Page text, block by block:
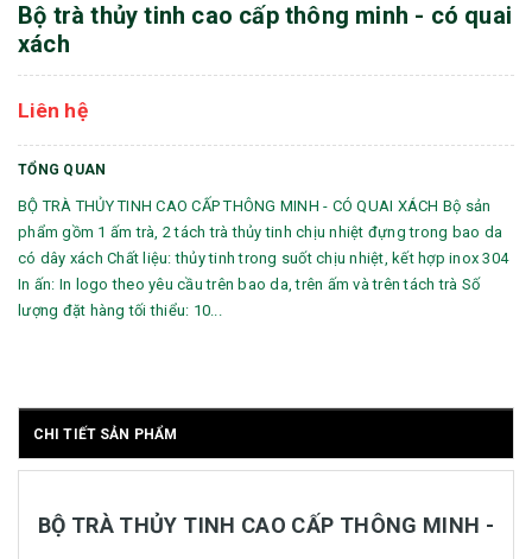
Bộ trà thủy tinh cao cấp thông minh - có quai
xách
Liên hệ
TỔNG QUAN
BỘ TRÀ THỦY TINH CAO CẤP THÔNG MINH - CÓ QUAI XÁCH Bộ sản
phẩm gồm 1 ấm trà, 2 tách trà thủy tinh chịu nhiệt đựng trong bao da
có dây xách Chất liệu: thủy tinh trong suốt chịu nhiệt, kết hợp inox 304
In ấn: In logo theo yêu cầu trên bao da, trên ấm và trên tách trà Số
lượng đặt hàng tối thiểu: 10...
CHI TIẾT SẢN PHẨM
BỘ TRÀ THỦY TINH CAO CẤP THÔNG MINH -